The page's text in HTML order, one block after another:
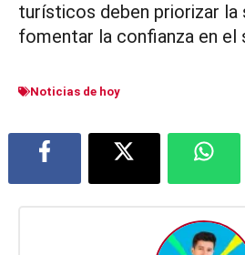
turísticos deben priorizar la
fomentar la confianza en el
Noticias de hoy